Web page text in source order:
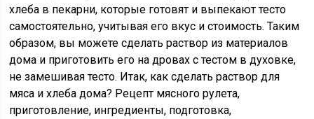
хлеба в пекарни, которые готовят и выпекают тесто
самостоятельно, учитывая его вкус и стоимость. Таким
образом, вы можете сделать раствор из материалов
дома и приготовить его на дровах с тестом в духовке,
не замешивая тесто. Итак, как сделать раствор для
мяса и хлеба дома? Рецепт мясного рулета,
приготовление, ингредиенты, подготовка,